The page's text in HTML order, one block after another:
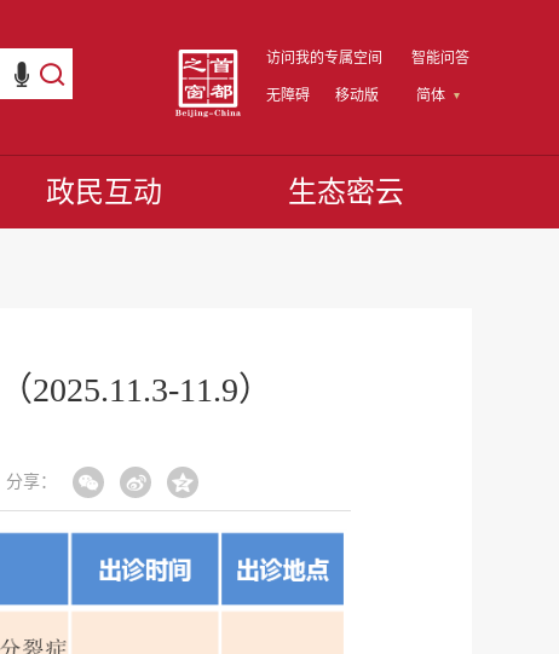
访问我的专属空间 智能问答
无障碍 移动版 简体
政民互动 生态密云
11.9）
分享：